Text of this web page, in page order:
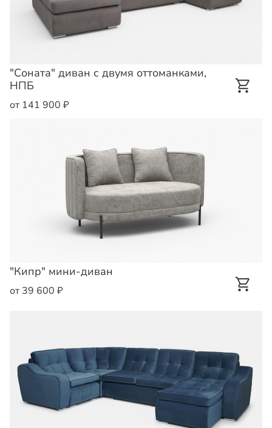
"Соната" диван с двумя оттоманками,
НПБ
от 141 900 ₽
"Кипр" мини-диван
от 39 600 ₽